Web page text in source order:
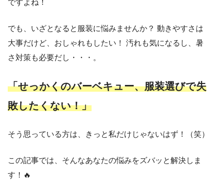
ですよね！
でも、いざとなると服装に悩みませんか？ 動きやすさは
大事だけど、おしゃれもしたい！ 汚れも気になるし、暑
さ対策も必要だし・・・。
「せっかくのバーベキュー、服装選びで失
敗したくない！」
そう思っている方は、きっと私だけじゃないはず！（笑）
この記事では、そんなあなたの悩みをズバッと解決しま
す！🔥